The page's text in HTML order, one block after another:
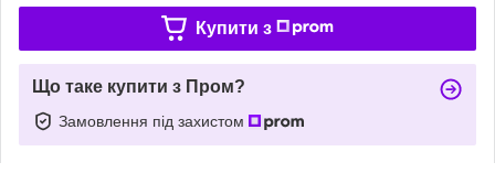
Купити з
Що таке купити з Пром?
Замовлення під захистом